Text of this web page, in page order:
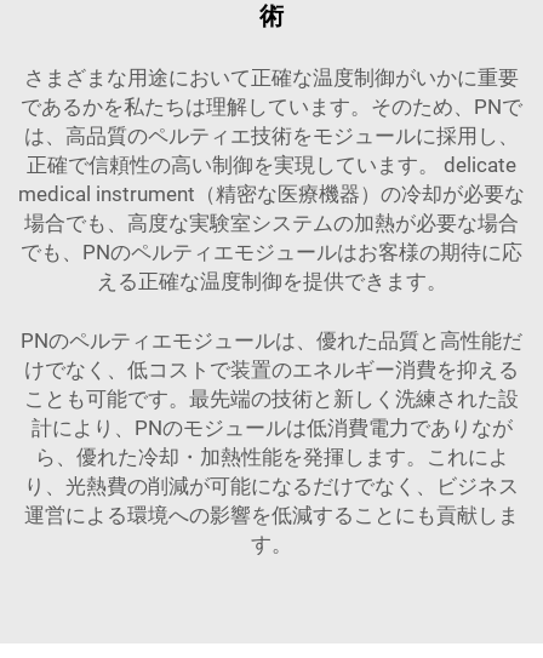
術
さまざまな用途において正確な温度制御がいかに重要
であるかを私たちは理解しています。そのため、PNで
は、高品質のペルティエ技術をモジュールに採用し、
正確で信頼性の高い制御を実現しています。 delicate
medical instrument（精密な医療機器）の冷却が必要な
場合でも、高度な実験室システムの加熱が必要な場合
でも、PNのペルティエモジュールはお客様の期待に応
える正確な温度制御を提供できます。
PNのペルティエモジュールは、優れた品質と高性能だ
けでなく、低コストで装置のエネルギー消費を抑える
ことも可能です。最先端の技術と新しく洗練された設
計により、PNのモジュールは低消費電力でありなが
ら、優れた冷却・加熱性能を発揮します。これによ
り、光熱費の削減が可能になるだけでなく、ビジネス
運営による環境への影響を低減することにも貢献しま
す。